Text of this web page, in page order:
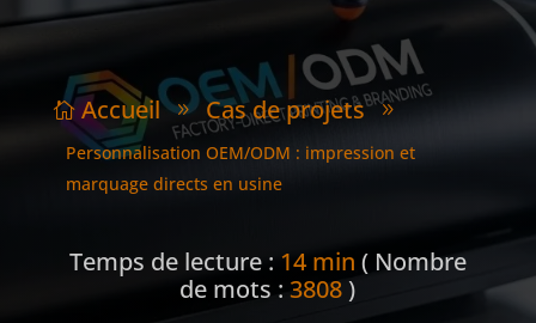
 Accueil 9 Cas de projets 9
Personnalisation OEM/ODM : impression et
marquage directs en usine
Temps de lecture : 14 min ( Nombre
de mots : 3808)